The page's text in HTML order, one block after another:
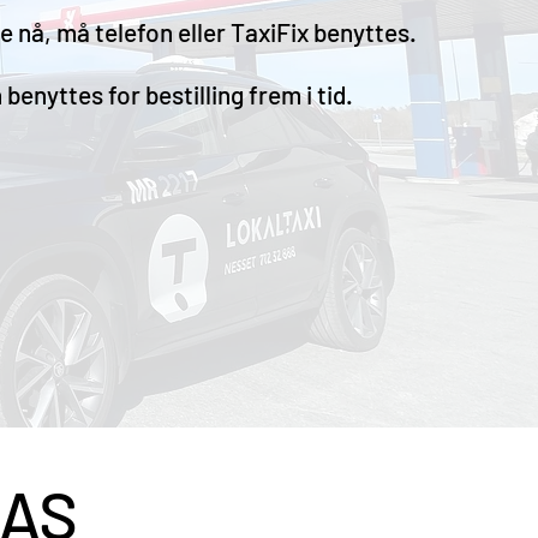
nå, må telefon eller TaxiFix benyttes.
for bestilling frem i tid.